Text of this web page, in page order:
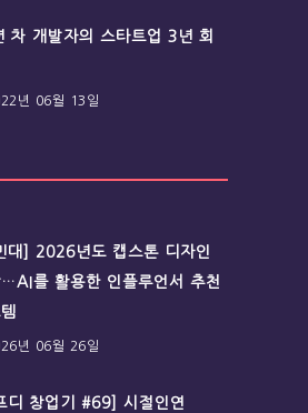
차 개발자의 스타트업 3년 회
년 06월 13일
대] 2026년도 캡스톤 디자인
를 활용한 인플루언서 추천
년 06월 26일
디 창업기 #69] 시절인연